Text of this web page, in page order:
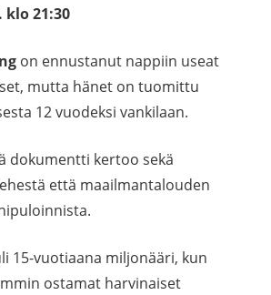
21:30
on ennustanut nappiin useat
mutta hänet on tuomittu
12 vuodeksi vankilaan.
dokumentti kertoo sekä
että maailmantalouden
15-vuotiaana miljonääri, kun
ostamat harvinaiset